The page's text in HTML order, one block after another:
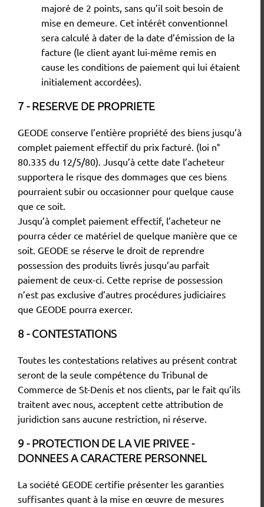
majoré de 2 points, sans qu’il soit besoin de
mise en demeure. Cet intérêt conventionnel
sera calculé à dater de la date d’émission de la
facture (le client ayant lui-même remis en
cause les conditions de paiement qui lui étaient
initialement accordées).
7 - RESERVE DE PROPRIETE
GEODE conserve l’entière propriété des biens jusqu’à
complet paiement effectif du prix facturé. (loi n°
80.335 du 12/5/80). Jusqu’à cette date l’acheteur
supportera le risque des dommages que ces biens
pourraient subir ou occasionner pour quelque cause
que ce soit.
Jusqu’à complet paiement effectif, l’acheteur ne
pourra céder ce matériel de quelque manière que ce
soit. GEODE se réserve le droit de reprendre
possession des produits livrés jusqu’au parfait
paiement de ceux-ci. Cette reprise de possession
n’est pas exclusive d’autres procédures judiciaires
que GEODE pourra exercer.
8 - CONTESTATIONS
Toutes les contestations relatives au présent contrat
seront de la seule compétence du Tribunal de
Commerce de St-Denis et nos clients, par le fait qu’ils
traitent avec nous, acceptent cette attribution de
juridiction sans aucune restriction, ni réserve.
9 - PROTECTION DE LA VIE PRIVEE -
DONNEES A CARACTERE PERSONNEL
La société GEODE certifie présenter les garanties
suffisantes quant à la mise en œuvre de mesures